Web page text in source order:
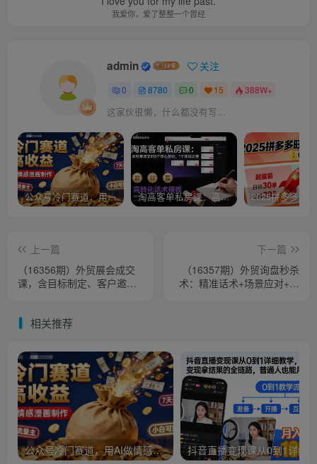
我爱你，爱了整整一个曾经
admin 关注
0 8780 0 15 388W+
这家伙很懒，什么都没有写...
公众号冷门赛道，用AI做情感漫画，7天开通流量主，操作简单，小白可玩 淘高客单私房课：高客单成交的3个核心基础，1个实操法宝
上一篇
（16356期）外贸展会成交
课，含目标制定、客户邀
下一篇
（16357期）外贸询盘秒杀
术：精准话术+场景应对+心
相关推荐
公众号冷门赛道，用AI做情感漫画，7天开通流量主，操作简单，小白可玩